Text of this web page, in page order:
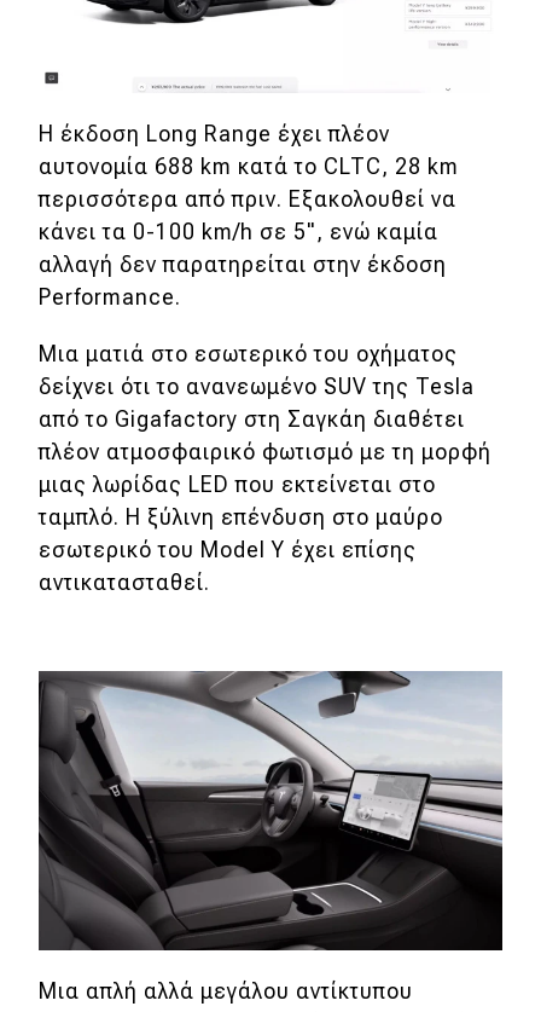
eDRIVE
DRIVE USED
Η έκδοση Long Range έχει πλέον
αυτονομία 688 km κατά το CLTC, 28 km
περισσότερα από πριν. Εξακολουθεί να
κάνει τα 0-100 km/h σε 5", ενώ καμία
αλλαγή δεν παρατηρείται στην έκδοση
Performance.
Μια ματιά στο εσωτερικό του οχήματος
δείχνει ότι το ανανεωμένο SUV της Tesla
από το Gigafactory στη Σαγκάη διαθέτει
πλέον ατμοσφαιρικό φωτισμό με τη μορφή
μιας λωρίδας LED που εκτείνεται στο
ταμπλό. Η ξύλινη επένδυση στο μαύρο
εσωτερικό του Model Y έχει επίσης
αντικατασταθεί.
Μια απλή αλλά μεγάλου αντίκτυπου